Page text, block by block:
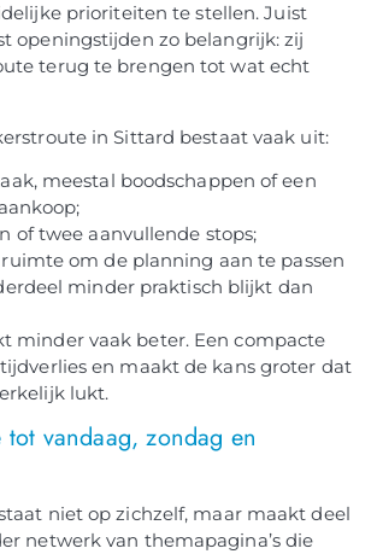
prioriteiten te stellen. Juist
openingstijden zo belangrijk: zij
terug te brengen tot wat echt
in Sittard bestaat vaak uit:
meestal boodschappen of een
of twee aanvullende stops;
om de planning aan te passen
minder praktisch blijkt dan
minder vaak beter. Een compacte
en maakt de kans groter dat
lukt.
tot vandaag, zondag en
niet op zichzelf, maar maakt deel
netwerk van themapagina’s die